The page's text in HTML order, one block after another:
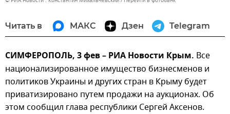
Читать в МАКС Дзен Telegram
СИМФЕРОПОЛЬ, 3 фев – РИА Новости Крым. Все
национализированное имущество бизнесменов и
политиков Украины и других стран в Крыму будет
приватизировано путем продажи на аукционах. Об
этом сообщил глава республики Сергей Аксенов.